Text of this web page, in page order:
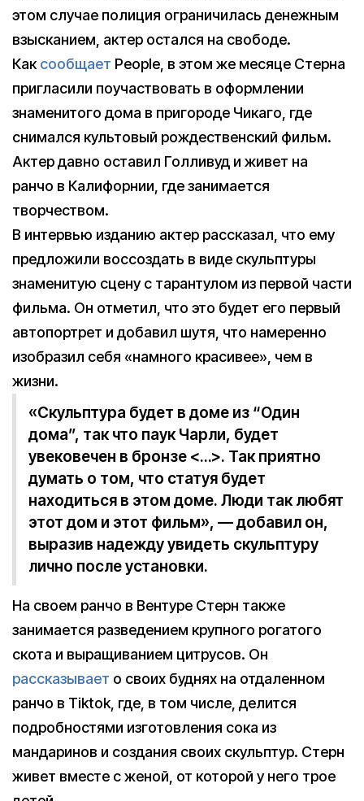
этом случае полиция ограничилась денежным
взысканием, актер остался на свободе.
Каксообщает People, в этом же месяце Стерна
пригласили поучаствовать в оформлении
знаменитого дома в пригороде Чикаго, где
снимался культовый рождественский фильм.
Актер давно оставил Голливуд и живет на
ранчо в Калифорнии, где занимается
творчеством.
В интервью изданию актер рассказал, что ему
предложили воссоздать в виде скульптуры
знаменитую сцену с тарантулом из первой части
фильма. Он отметил, что это будет его первый
автопортрет и добавил шутя, что намеренно
изобразил себя «намного красивее», чем в
жизни.
«Скульптура будет в доме из “Один
дома”, так что паук Чарли, будет
увековечен в бронзе <…>. Так приятно
думать о том, что статуя будет
находиться в этом доме. Люди так любят
этот дом и этот фильм», — добавил он,
выразив надежду увидеть скульптуру
лично после установки.
На своем ранчо в Вентуре Стерн также
занимается разведением крупного рогатого
скота и выращиванием цитрусов. Он
рассказывает о своих буднях на отдаленном
ранчо в Tiktok, где, в том числе, делится
подробностями изготовления сока из
мандаринов и создания своих скульптур. Стерн
живет вместе с женой, от которой у него трое